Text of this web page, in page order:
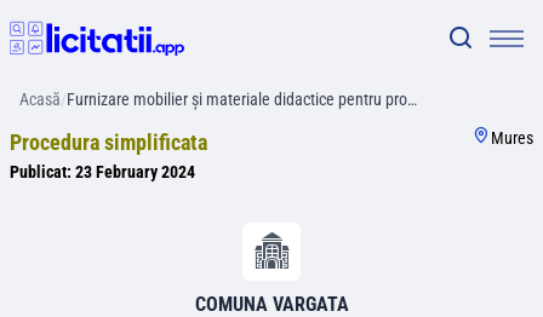
Acasă/Furnizare mobilier și materiale didactice pentru pro…
Procedura simplificata
Publicat: 23 February 2024
Mures
COMUNA VARGATA